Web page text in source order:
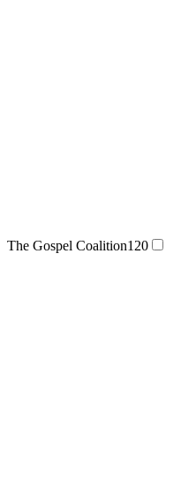
The Gospel Coalition120